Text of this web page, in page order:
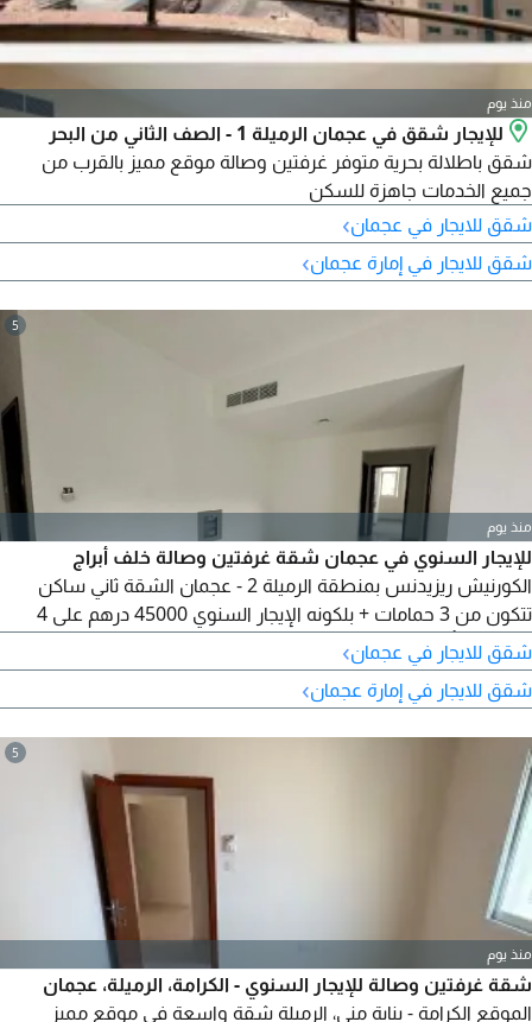
منذ يوم
للإيجار شقق في عجمان الرميلة 1 - الصف الثاني من البحر
شقق باطلالة بحرية متوفر غرفتين وصالة موقع مميز بالقرب من
جميع الخدمات جاهزة للسكن
شقق للايجار في عجمان›
شقق للايجار في إمارة عجمان›
5
منذ يوم
للإيجار السنوي في عجمان شقة غرفتين وصالة خلف أبراج
الكورنيش ريزيدنس بمنطقة الرميلة 2 - عجمان الشقة ثاني ساكن
تتكون من 3 حمامات + بلكونه الإيجار السنوي 45000 درهم على 4
دفعات التأمين 4000 درهم كاش للتواصل إكرامي مصطفى
شقق للايجار في عجمان›
شقق للايجار في إمارة عجمان›
5
منذ يوم
شقة غرفتين وصالة للإيجار السنوي - الكرامة، الرميلة، عجمان
الموقع الكرامة - بناية منى، الرميلة شقة واسعة في موقع مميز